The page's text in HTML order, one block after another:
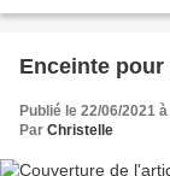
Enceinte
Publié le 22/06/2021
Par Christelle